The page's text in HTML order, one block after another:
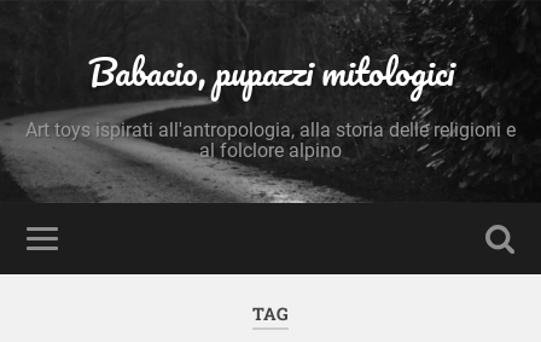
Babacio, pupazzi mitologici
Art toys ispirati all'antropologia, alla storia delle religioni e
al folclore alpino
TAG